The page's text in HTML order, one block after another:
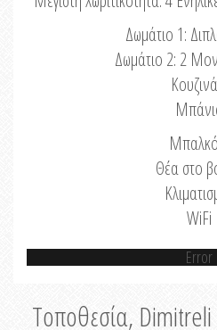
Δωμάτιο 1:
Δωμάτιο 2: 2
Θέα στο
WiFi
Error
Τοποθεσία,